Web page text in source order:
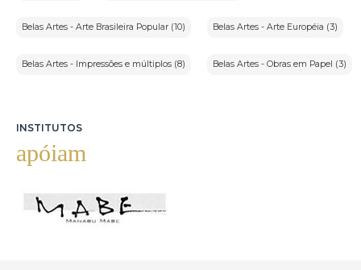
Belas Artes - Arte Brasileira Popular (10) Belas Artes - Arte Européia (3)
Belas Artes - Impressões e múltiplos (8) Belas Artes - Obras em Papel (3)
INSTITUTOS
apóiam